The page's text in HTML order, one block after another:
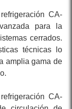
CA-
para la
cerrados.
técnicas lo
amplia gama de
CA-